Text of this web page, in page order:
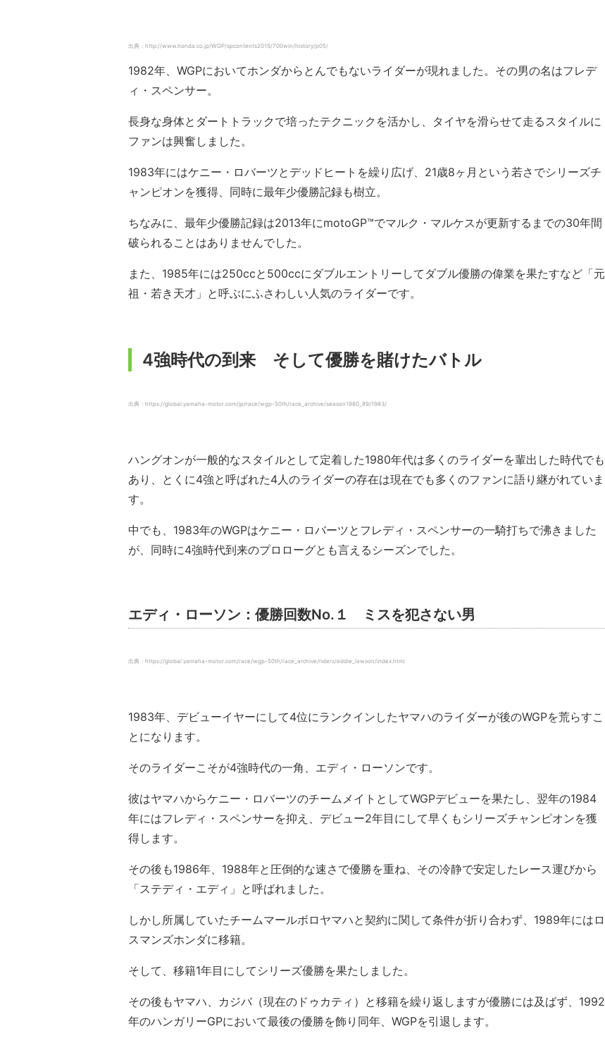
出典：http://www.honda.co.jp/WGP/spcontents2015/700win/history/p05/
1982年、WGPにおいてホンダからとんでもないライダーが現れました。その男の名はフレデ
ィ・スペンサー。
長身な身体とダートトラックで培ったテクニックを活かし、タイヤを滑らせて走るスタイルに
ファンは興奮しました。
1983年にはケニー・ロバーツとデッドヒートを繰り広げ、21歳8ヶ月という若さでシリーズチ
ャンピオンを獲得、同時に最年少優勝記録も樹立。
ちなみに、最年少優勝記録は2013年にmotoGP™でマルク・マルケスが更新するまでの30年間
破られることはありませんでした。
また、1985年には250ccと500ccにダブルエントリーしてダブル優勝の偉業を果たすなど「元
祖・若き天才」と呼ぶにふさわしい人気のライダーです。
4強時代の到来 そして優勝を賭けたバトル
出典：https://global.yamaha-motor.com/jp/race/wgp-50th/race_archive/season1980_89/1983/
ハングオンが一般的なスタイルとして定着した1980年代は多くのライダーを輩出した時代でも
あり、とくに4強と呼ばれた4人のライダーの存在は現在でも多くのファンに語り継がれていま
す。
中でも、1983年のWGPはケニー・ロバーツとフレディ・スペンサーの一騎打ちで沸きました
が、同時に4強時代到来のプロローグとも言えるシーズンでした。
エディ・ローソン：優勝回数No.１ ミスを犯さない男
出典：https://global.yamaha-motor.com/race/wgp-50th/race_archive/riders/eddie_lawson/index.html
1983年、デビューイヤーにして4位にランクインしたヤマハのライダーが後のWGPを荒らすこ
とになります。
そのライダーこそが4強時代の一角、エディ・ローソンです。
彼はヤマハからケニー・ロバーツのチームメイトとしてWGPデビューを果たし、翌年の1984
年にはフレディ・スペンサーを抑え、デビュー2年目にして早くもシリーズチャンピオンを獲
得します。
その後も1986年、1988年と圧倒的な速さで優勝を重ね、その冷静で安定したレース運びから
「ステディ・エディ」と呼ばれました。
しかし所属していたチームマールボロヤマハと契約に関して条件が折り合わず、1989年にはロ
スマンズホンダに移籍。
そして、移籍1年目にしてシリーズ優勝を果たしました。
その後もヤマハ、カジバ（現在のドゥカティ）と移籍を繰り返しますが優勝には及ばず、1992
年のハンガリーGPにおいて最後の優勝を飾り同年、WGPを引退します。